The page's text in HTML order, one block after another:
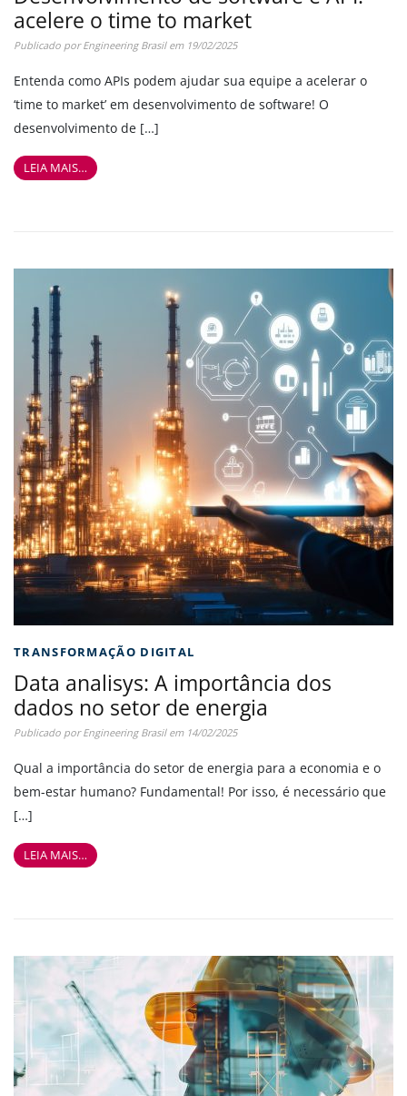
acelere o time to market
Publicado porEngineering Brasilem 19/02/2025
Entenda como APIs podem ajudar sua equipe a acelerar o
‘time to market’ em desenvolvimento de software! O
desenvolvimento de […]
LEIA MAIS…
TRANSFORMAÇÃO DIGITAL
Data analisys: A importância dos
dados no setor de energia
Publicado porEngineering Brasilem 14/02/2025
Qual a importância do setor de energia para a economia e o
bem-estar humano? Fundamental! Por isso, é necessário que
[…]
LEIA MAIS…